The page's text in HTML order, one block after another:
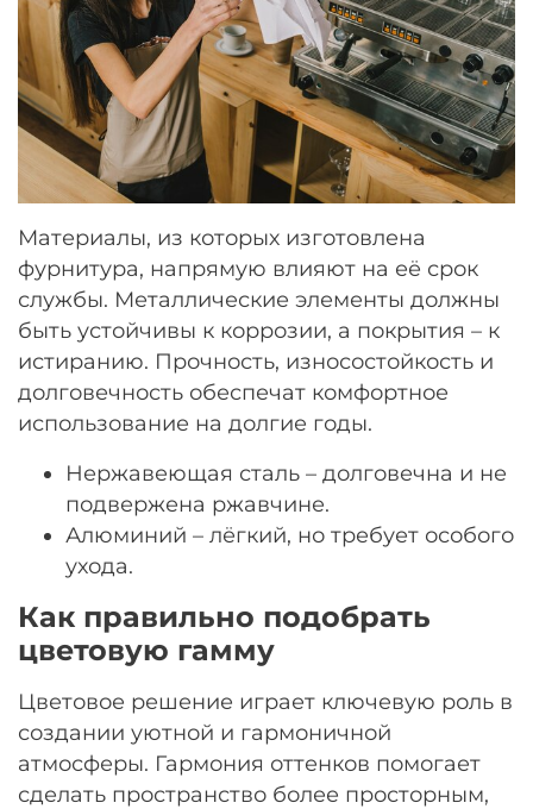
Материалы, из которых изготовлена
фурнитура, напрямую влияют на её срок
службы. Металлические элементы должны
быть устойчивы к коррозии, а покрытия – к
истиранию. Прочность, износостойкость и
долговечность обеспечат комфортное
использование на долгие годы.
Нержавеющая сталь – долговечна и не
подвержена ржавчине.
Алюминий – лёгкий, но требует особого
ухода.
Как правильно подобрать
цветовую гамму
Цветовое решение играет ключевую роль в
создании уютной и гармоничной
атмосферы. Гармония оттенков помогает
сделать пространство более просторным,